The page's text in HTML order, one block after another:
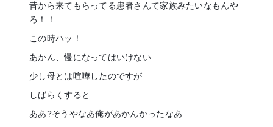
昔から来てもらってる患者さんて家族みたいなもんや
ろ！！
この時ハッ！
あかん、慢になってはいけない
少し母とは喧嘩したのですが
しばらくすると
ああ?そうやなあ俺があかんかったなあ